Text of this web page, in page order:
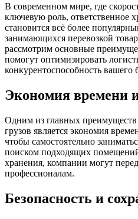
В современном мире, где
ключевую роль, ответственное
становится всё более
занимающихся перевозкой
рассмотрим основные
помогут оптимизировать
конкурентоспособность вашего
Экономия времени
Одним из главных преимуществ
грузов является экономия
чтобы самостоятельно
поиском подходящих
хранения, компании могут
профессионалам.
Безопасность и